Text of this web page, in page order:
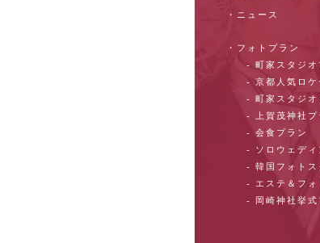
・ニュース
・フォトプラン
- 町家スタジオ
- 京都人気ロケ
- 町家スタジオ
- 上賀茂神社プ
- 会食プラン
- ソロウェディ
- 韓国フォトス
- エステ＆フォ
- 岡崎神社挙式